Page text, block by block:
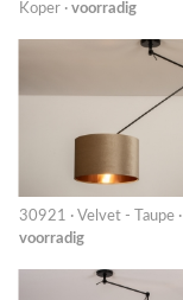
Koper · voorradig
30921 · Velvet - Taupe ·
voorradig